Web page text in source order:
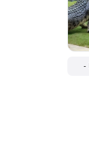
-